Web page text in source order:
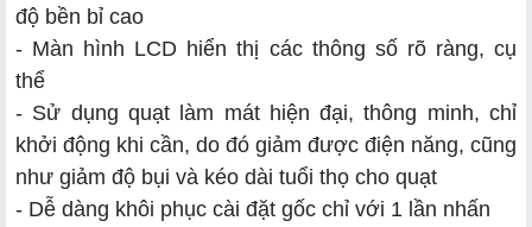
độ bền bỉ cao
- Màn hình LCD hiển thị các thông số rõ ràng, cụ
thể
- Sử dụng quạt làm mát hiện đại, thông minh, chỉ
khởi động khi cần, do đó giảm được điện năng, cũng
như giảm độ bụi và kéo dài tuổi thọ cho quạt
- Dễ dàng khôi phục cài đặt gốc chỉ với 1 lần nhấn